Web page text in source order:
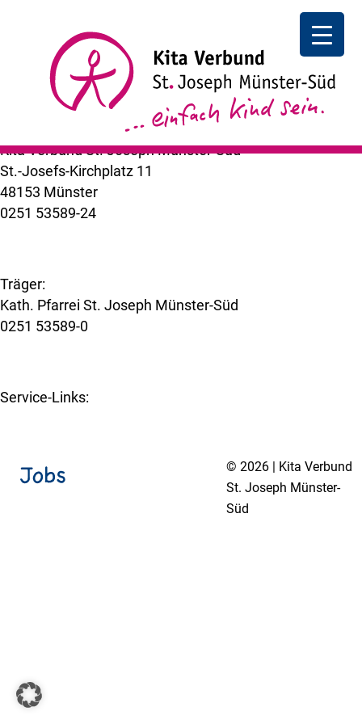
Großelternnachmittag
I Die Kita-Kinder laden ihre
Großeltern in die Kita ein. 14:30 – 16 Uhr
++ zurück
Kita Verbund St. Joseph Münster-Süd
St.-Josefs-Kirchplatz 11
48153 Münster
0251 53589-24
Träger:
Kath. Pfarrei St. Joseph Münster-Süd
0251 53589-0
Service-Links:
© 2026 | Kita Verbund
St. Joseph Münster-
Süd